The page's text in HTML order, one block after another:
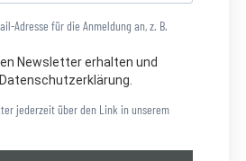
Adresse für die Anmeldung an, z. B.
Newsletter erhalten und
jederzeit über den Link in unserem